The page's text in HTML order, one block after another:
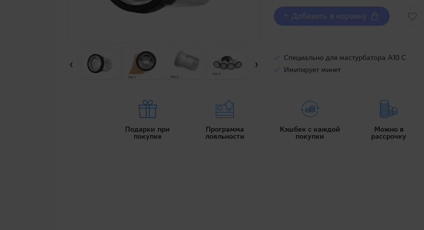
‹ ›
+ Добавить в корзину
Специально для мастурбатора A10 C
Имитирует минет
Подарки при
покупке
Программа
лояльности
Кэшбек с каждой
покупки
Можно в
рассрочку